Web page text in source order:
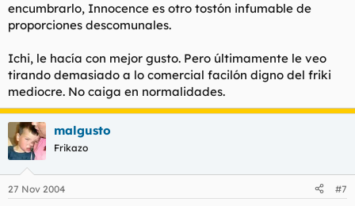
encumbrarlo, Innocence es otro tostón infumable de
proporciones descomunales.
Ichi, le hacía con mejor gusto. Pero últimamente le veo
tirando demasiado a lo comercial facilón digno del friki
mediocre. No caiga en normalidades.
malgusto
Frikazo
27 Nov 2004 #7